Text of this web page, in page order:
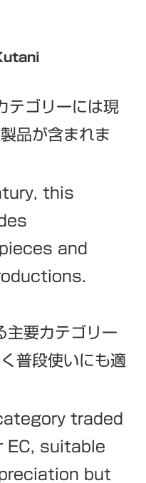
テゴリーには現
品が含まれま
this
and
主要カテゴリー
普段使いにも適
traded
EC, suitable
but